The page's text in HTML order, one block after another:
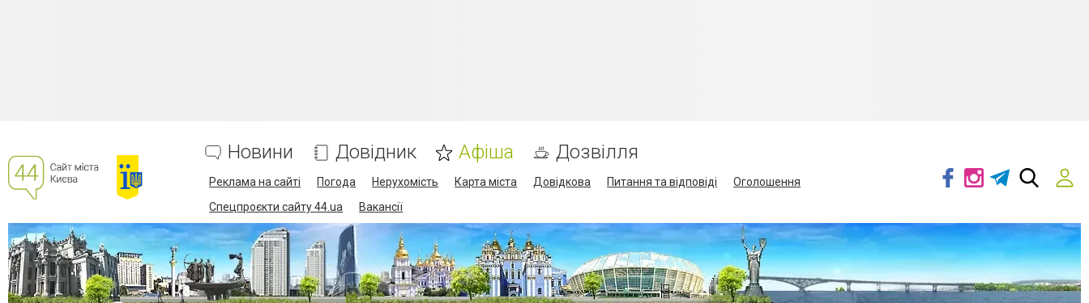
Новини Довідник Афіша Дозвілля
Реклама на сайті Погода Нерухомість Карта міста Довідкова Питання та відповіді
Оголошення
Спецпроєкти сайту 44.ua
Вакансії